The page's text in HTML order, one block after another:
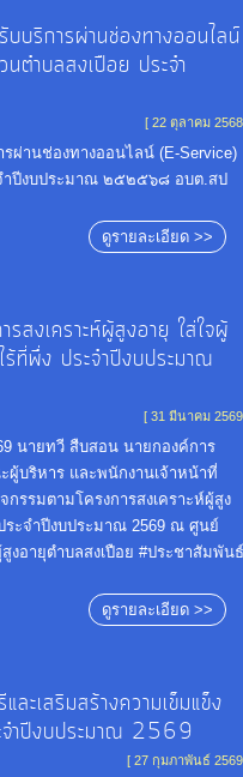
บริการผ่านช่องทางออนไลน์
ตำบลสงเปือย ประจำ
[ 22 ตุลาคม
ผ่านช่องทางออนไลน์ (E-Service)
ำปีงบประมาณ ๒๕๒๕๖๘ อบต.สป
ดูรายละเอียด >>
รสงเคราะห์ผู้สูงอายุ ใส่ใจผู้
ร้ที่พึ่ง ประจําปีงบประมาณ
[ 31 มีนาคม
นายทวี สืบสอน นายกองค์การ
บริหาร และพนักงานเจ้าหน้าที่
รรมตามโครงการสงเคราะห์ผู้สูง
ระจําปีงบประมาณ 2569 ณ ศูนย์
อายุตําบลสงเปือย #ประชาสัมพันธ์
ดูรายละเอียด >>
ละเสริมสร้างความเข็มแข็ง
จำปีงบประมาณ 2569
[ 27 กุมภาพันธ์